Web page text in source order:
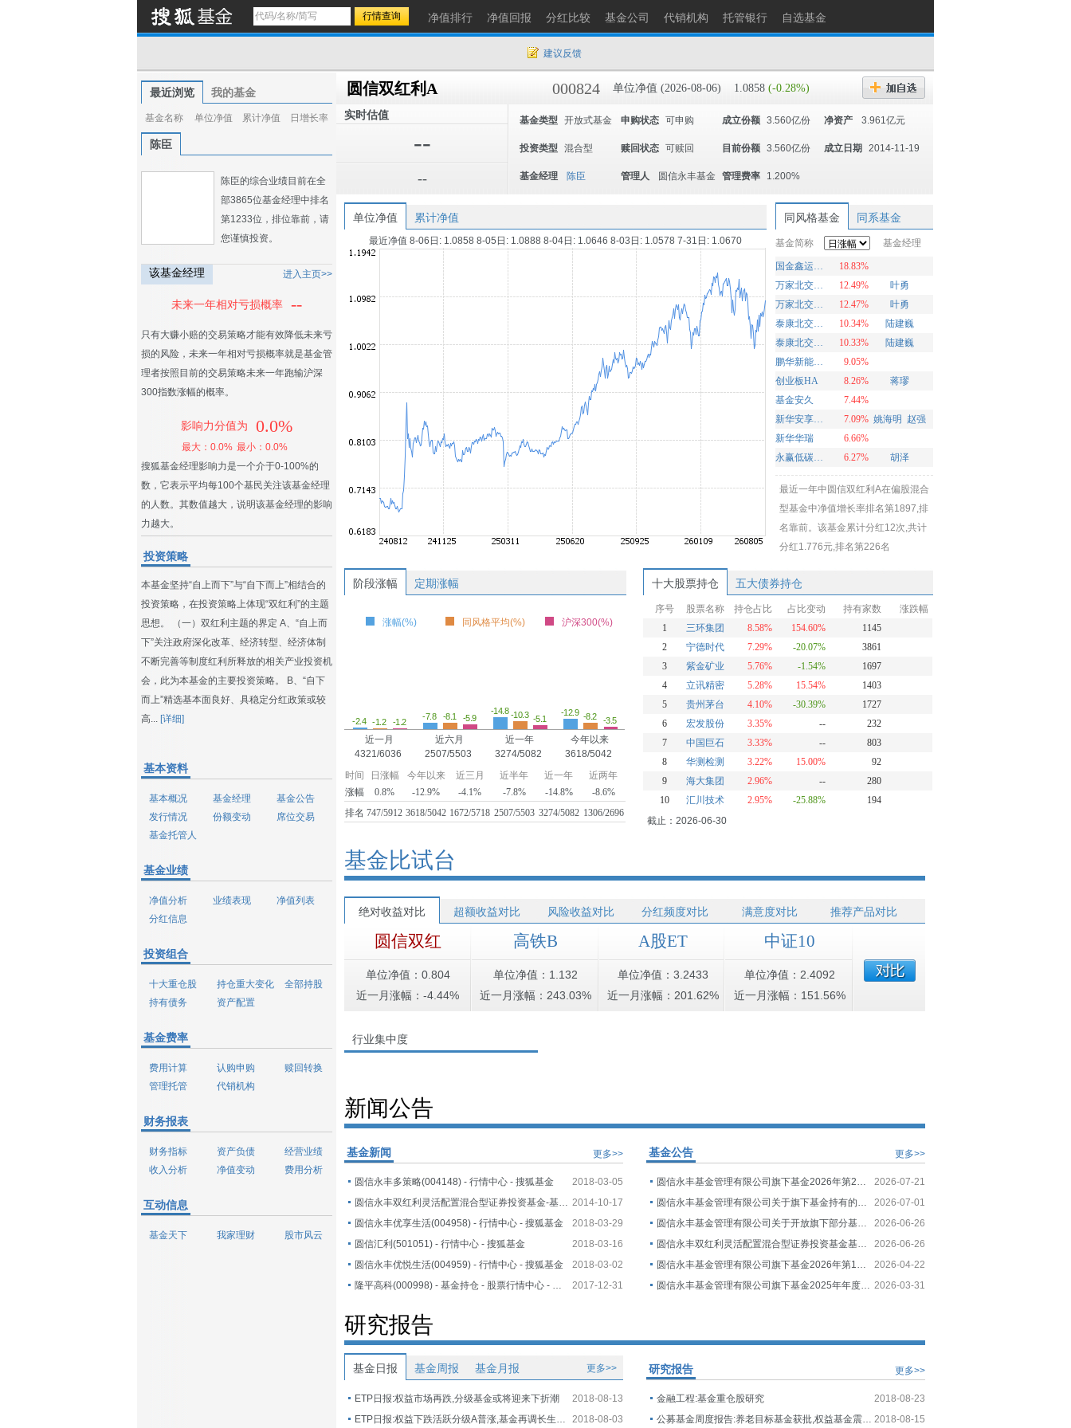
净值排行 净值回报 分红比较 基金公司 代销机构 托管银行 自选基金
建议反馈
最近浏览 我的基金
基金名称 单位净值 累计净值 日增长率
陈臣
陈臣的综合业绩目前在全
部3865位基金经理中排名
第1233位，排位靠前，请
您谨慎投资。
该基金经理 进入主页>>
未来一年相对亏损概率 --
只有大赚小赔的交易策略才能有效降低未来亏
损的风险，未来一年相对亏损概率就是基金管
理者按照目前的交易策略未来一年跑输沪深
300指数涨幅的概率。
影响力分值为 0.0%
最大：0.0% 最小：0.0%
搜狐基金经理影响力是一个介于0-100%的
数，它表示平均每100个基民关注该基金经理
的人数。其数值越大，说明该基金经理的影响
力越大。
投资策略
本基金坚持“自上而下”与“自下而上”相结合的
投资策略，在投资策略上体现“双红利”的主题
思想。 （一）双红利主题的界定 A、“自上而
下”关注政府深化改革、经济转型、经济体制
不断完善等制度红利所释放的相关产业投资机
会，此为本基金的主要投资策略。 B、“自下
而上”精选基本面良好、具稳定分红政策或较
高... [详细]
基本资料
基本概况 基金经理
基金公告
发行情况
份额变动
席位交易
基金托管人
基金业绩
净值分析 业绩表现
净值列表
分红信息
投资组合
十大重仓股 持仓重大变化
全部持股
持有债务
资产配置
基金费率
费用计算 认购申购
赎回转换
管理托管
代销机构
财务报表
财务指标 资产负债
经营业绩
收入分析
净值变动 费用分析
互动信息
基金天下 我家理财 股市风云
圆信双红利A 000824 单位净值 (2026-08-06) 1.0858 (-0.28%)
实时估值
--
--
基金类型 开放式基金 申购状态 可申购 成立份额 3.560亿份 净资产 3.961亿元
投资类型 混合型 赎回状态 可赎回 目前份额 3.560亿份 成立日期 2014-11-19
基金经理 陈臣 管理人 圆信永丰基金 管理费率 1.200%
单位净值 累计净值
最近净值 8-06日: 1.0858 8-05日: 1.0888 8-04日: 1.0646 8-03日: 1.0578 7-31日: 1.0670
同风格基金 同系基金
基金简称 基金经理
国金鑫运灵活配置
18.83%
万家北交所慧选两年定期开放混合A
12.49%
叶勇
万家北交所慧选两年定期开放混合C
12.47%
叶勇
泰康北交所精选两年定开混合发起A
10.34%
陆建巍
泰康北交所精选两年定开混合发起C
10.33%
陆建巍
鹏华新能源混合
9.05%
创业板HA
8.26%
蒋璆
基金安久
7.44%
新华安享多裕定开混合
7.09% 姚海明
赵强
新华华瑞
6.66%
永赢低碳环保智选混合发起A
6.27% 胡泽
最近一年中圆信双红利A在偏股混合
型基金中净值增长率排名第1897,排
名靠前。该基金累计分红12次,共计
分红1.776元,排名第226名
阶段涨幅 定期涨幅
涨幅(%) 同风格平均(%) 沪深300(%)
-2.4 -1.2 -1.2
近一月
4321/6036
-7.8 -8.1 -5.9
近六月
2507/5503
-14.8 -10.3 -5.1
近一年
3274/5082
-12.9 -8.2 -3.5
今年以来
3618/5042
时间
日涨幅 今年以来 近三月 近半年 近一年
近两年
涨幅
0.8% -12.9% -4.1% -7.8% -14.8%
-8.6%
排名 747/5912 3618/5042 1672/5718 2507/5503 3274/5082 1306/2696
十大股票持仓 五大债券持仓
序号 股票名称 持仓占比 占比变动 持有家数
涨跌幅
1
三环集团 8.58% 154.60%
1145
2
宁德时代 7.29% -20.07%
3861
3
紫金矿业 5.76% -1.54%
1697
4
立讯精密 5.28% 15.54%
1403
5
贵州茅台 4.10% -30.39%
1727
6
宏发股份 3.35% --
232
7
中国巨石 3.33% --
803
8
华测检测 3.22% 15.00%
92
9
海大集团 2.96% --
280
10
汇川技术 2.95% -25.88%
194
截止：2026-06-30
基金比试台
绝对收益对比 超额收益对比 风险收益对比 分红频度对比 满意度对比 推荐产品对比
圆信双红
单位净值：0.804
近一月涨幅：-4.44%
高铁B
单位净值：1.132
近一月涨幅：243.03%
A股ET
单位净值：3.2433
近一月涨幅：201.62%
中证10
单位净值：2.4092
近一月涨幅：151.56%
行业集中度
新闻公告
更多>>
基金新闻
2018-03-05
圆信永丰多策略(004148) - 行情中心 - 搜狐基金
2014-10-17
圆信永丰双红利灵活配置混合型证券投资基金-基金频道
2018-03-29
圆信永丰优享生活(004958) - 行情中心 - 搜狐基金
2018-03-16
圆信汇利(501051) - 行情中心 - 搜狐基金
2018-03-02
圆信永丰优悦生活(004959) - 行情中心 - 搜狐基金
2017-12-31
隆平高科(000998) - 基金持仓 - 股票行情中心 - 搜狐证券
更多>>
基金公告
2026-07-21
圆信永丰基金管理有限公司旗下基金2026年第2季度报告提示性公告
2026-07-01
圆信永丰基金管理有限公司关于旗下基金持有的停牌股票采用指数收益法进行估值的提示性公告
2026-06-26
圆信永丰基金管理有限公司关于开放旗下部分基金转换业务的公告
2026-06-26
圆信永丰双红利灵活配置混合型证券投资基金基金产品资料概要更新
2026-04-22
圆信永丰基金管理有限公司旗下基金2026年第1季度报告提示性公告
2026-03-31
圆信永丰基金管理有限公司旗下基金2025年年度报告提示性公告
研究报告
基金日报 基金周报 基金月报 更多>>
2018-08-13
ETP日报:权益市场再跌,分级基金或将迎来下折潮
2018-08-03
ETP日报:权益下跌活跃分级A普涨,基金再调长生生物估值
更多>>
研究报告
2018-08-23
金融工程:基金重仓股研究
2018-08-15
公募基金周度报告:养老目标基金获批,权益基金震荡反弹